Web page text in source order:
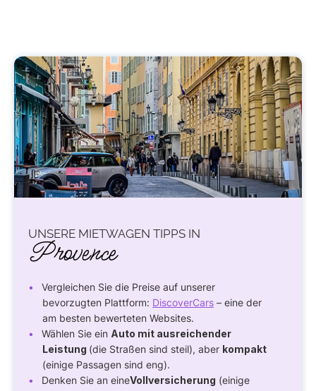
UNSERE MIETWAGEN TIPPS IN
Provence
Vergleichen Sie die Preise auf unserer
bevorzugten Plattform: DiscoverCars – eine der
am besten bewerteten Websites.
Wählen Sie ein Auto mit ausreichender
Leistung (die Straßen sind steil), aber kompakt
(einige Passagen sind eng).
Denken Sie an eineVollversicherung (einige